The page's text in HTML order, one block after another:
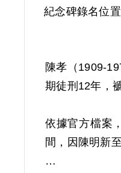
紀念碑錄名位置
陳孝（1909-
期徒刑12年，
依據官方檔案
間，因陳明新